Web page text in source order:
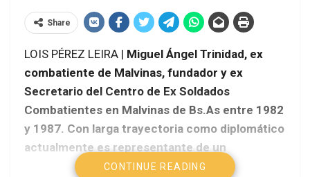
Share
LOIS PÉREZ LEIRA | Miguel Ángel Trinidad, ex
combatiente de Malvinas, fundador y ex
Secretario del Centro de Ex Soldados
Combatientes en Malvinas de Bs.As entre 1982
y 1987. Con larga trayectoria como diplomático
actualmente es representante de un
organismo internacional en Venezuela. Mirá
CONTINUE READING